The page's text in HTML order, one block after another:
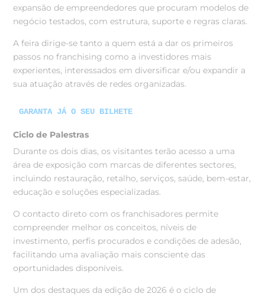
expansão de empreendedores que procuram modelos de
negócio testados, com estrutura, suporte e regras claras.
A feira dirige-se tanto a quem está a dar os primeiros
passos no franchising como a investidores mais
experientes, interessados em diversificar e/ou expandir a
sua atuação através de redes organizadas.
GARANTA JÁ O SEU BILHETE
Ciclo de Palestras
Durante os dois dias, os visitantes terão acesso a uma
área de exposição com marcas de diferentes sectores,
incluindo restauração, retalho, serviços, saúde, bem-estar,
educação e soluções especializadas.
O contacto direto com os franchisadores permite
compreender melhor os conceitos, níveis de
investimento, perfis procurados e condições de adesão,
facilitando uma avaliação mais consciente das
oportunidades disponíveis.
Um dos destaques da edição de 2026 é o ciclo de